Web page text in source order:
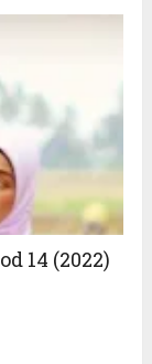
14 (2022)